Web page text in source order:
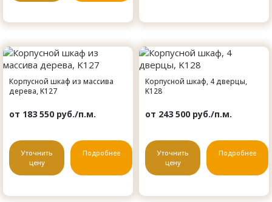
Корпусной шкаф из массива
дерева, K127
от 183 550 руб./п.м.
Уточнить
цену
Подробнее
Корпусной шкаф, 4 дверцы,
K128
от 243 500 руб./п.м.
Уточнить
цену
Подробнее